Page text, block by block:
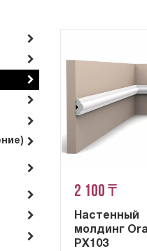
2 100 ₸
Настенный
молдинг
PX103